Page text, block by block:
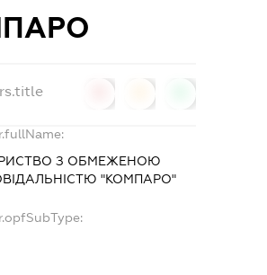
З ОБМЕЖЕНОЮ
"КОМПАРО"